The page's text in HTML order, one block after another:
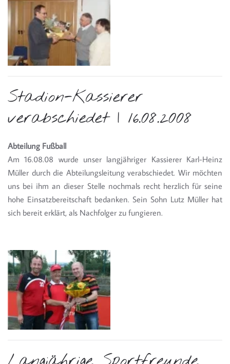
Stadion-Kassierer
verabschiedet | 16.08.2008
Abteilung Fußball
Am 16.08.08 wurde unser langjähriger Kassierer Karl-Heinz
Müller durch die Abteilungsleitung verabschiedet. Wir möchten
uns bei ihm an dieser Stelle nochmals recht herzlich für seine
hohe Einsatzbereitschaft bedanken. Sein Sohn Lutz Müller hat
sich bereit erklärt, als Nachfolger zu fungieren.